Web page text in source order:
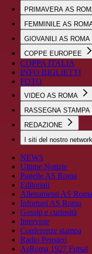
PRIMAVERA AS
FEMMINILE AS
GIOVANILI AS ROMA
COPPE EUROPEE
COPPA ITALIA
INFO BIGLIETTI
FOTO
VIDEO AS ROMA
RASSEGNA STAMPA
REDAZIONE
I siti del nostro network
NEWS
Ultime Notizie
Pagelle AS Roma
Editoriali
Allenamenti AS Roma
Infortuni AS Roma
Gossip e curiosità
Interviste
Conferenze stampa
Radio Pensieri
AsRoma 1927 Futsal